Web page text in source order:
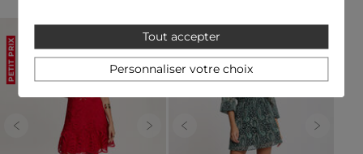
PETIT PRIX
Previous Next
PETIT PRIX
Previous Next
Tout accepter
Personnaliser votre choix